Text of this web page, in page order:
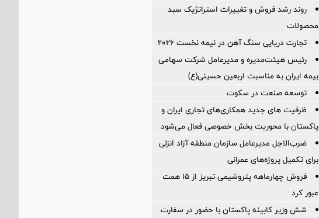
روند رشد فروش و تغییرات استراتژیک سبد
محصولات
تجارت دریایی سنگ آهن در نیمه نخست ۲۰۲۶
رئیس هیئت‌مدیره و مدیرعامل شرکت سهامی
بیمه ایران به مناسبت اربعین حسینی(ع)
توسعه صنعت در سکوت
ظرفیت های جدید همکاری‌های تجاری ایران و
پاکستان با محوریت بخش خصوصی فعال می‌شود
ضرب‌الاجل مدیرعامل سازمان منطقه آزاد انزلی
برای تكمیل پروژه‌های عمرانی
فروش چهارماهه پتروشیمی تبریز از ۱۵ همت
عبور کرد
شش وزیر کابینه پاکستان با حضور در سفارت